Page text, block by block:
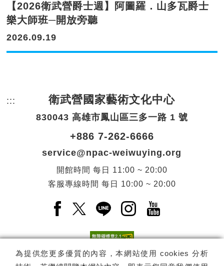
【2026衛武營爵士週】阿圖羅．山多瓦爵士
樂大師班─開放旁聽
2026.09.19
為提供您更多優質的內容，本網站使用 cookies 分析
::: 頁尾網站資訊。
衛武營國家藝術文化中心
830043 高雄市鳳山區三多一路 1 號
+886 7-262-6666
service@npac-weiwuying.org
開館時間 每日
11:00 ~ 20:00
客服專線時間 每日 10:00 ~ 20:00
Facebook(另開新視窗)
X(另開新視窗)
LINE(另開新視窗)
Instagram(另開新視
YouTube(另開